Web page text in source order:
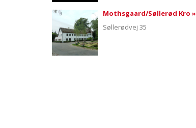
Mothsgaard/Søllerød Kro »
Søllerødvej 35